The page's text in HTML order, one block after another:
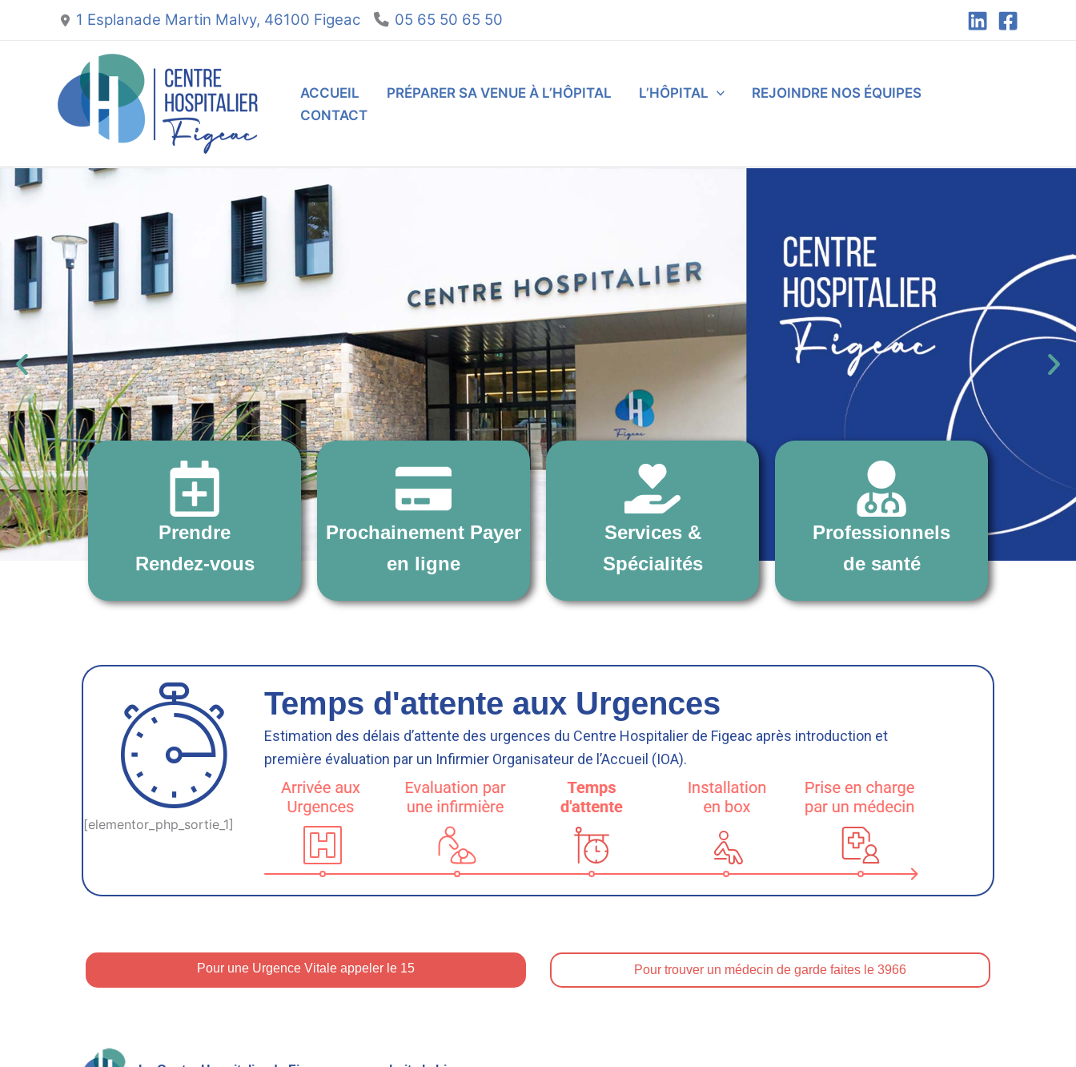
1 Esplanade Martin Malvy, 46100 Figeac 05 65 50 65 50
ACCUEIL PRÉPARER SA VENUE À L’HÔPITAL L’HÔPITAL
REJOINDRE NOS ÉQUIPES
CONTACT
Prendre
Rendez-vous
Prochainement Payer
en ligne
Services &
Spécialités
Professionnels
de santé
[elementor_php_sortie_1]
Temps d'attente aux Urgences
Estimation des délais d’attente des urgences du Centre Hospitalier de Figeac après introduction et
première évaluation par un Infirmier Organisateur de l’Accueil (IOA).
Pour une Urgence Vitale appeler le 15 Pour trouver un médecin de garde faites le 3966